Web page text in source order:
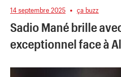
14 septembre 2025 ça buzz
Sadio Mané brille
exceptionnel face à